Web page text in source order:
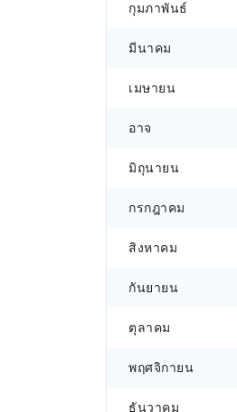
กุมภาพันธ์
มีนาคม
เมษายน
อาจ
มิถุนายน
กรกฎาคม
สิงหาคม
กันยายน
ตุลาคม
พฤศจิกายน
ธันวาคม